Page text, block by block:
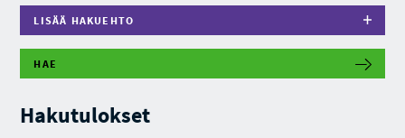
LISÄÄ HAKUEHTO
HAE
Hakutulokset
R
A